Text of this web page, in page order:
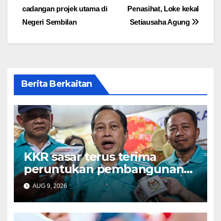
navigation
Penasihat, Loke kekal
Setiausaha Agung
cadangan projek utama di
Negeri Sembilan
Berita Berkaitan
KKR sasar terus terima
peruntukan pembangunan
tertinggi dalam Belanjawan
2027 – Ahmad Maslan
AUG 9, 2026